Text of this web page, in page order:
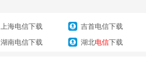
上海电信下载
吉首电信下载
湖南电信下载 湖北电信下载